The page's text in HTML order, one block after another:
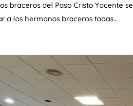
braceros del Paso Cristo Yacente
a los hermanos braceros todas...